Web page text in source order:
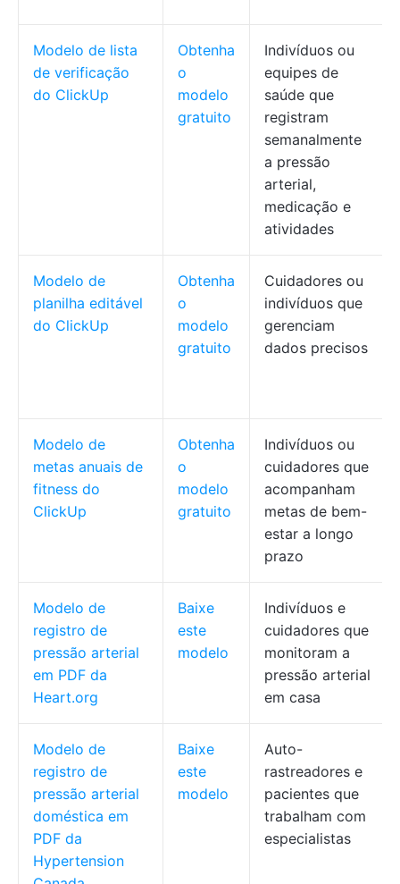
Modelo de lista
de verificação
do ClickUp
Obtenha
o
modelo
gratuito
Indivíduos ou
equipes de
saúde que
registram
semanalmente
a pressão
arterial,
medicação e
atividades
Modelo de
planilha editável
do ClickUp
Obtenha
o
modelo
gratuito
Cuidadores ou
indivíduos que
gerenciam
dados precisos
Modelo de
metas anuais de
fitness do
ClickUp
Obtenha
o
modelo
gratuito
Indivíduos ou
cuidadores que
acompanham
metas de bem-
estar a longo
prazo
Modelo de
registro de
pressão arterial
em PDF da
Heart.org
Baixe
este
modelo
Indivíduos e
cuidadores que
monitoram a
pressão arterial
em casa
Modelo de
registro de
pressão arterial
doméstica em
PDF da
Hypertension
Baixe
este
modelo
Auto-
rastreadores e
pacientes que
trabalham com
especialistas